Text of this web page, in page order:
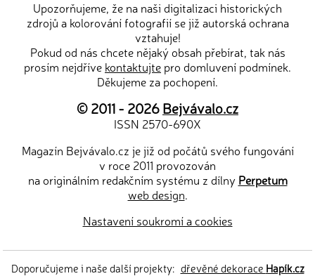
Upozorňujeme, že na naši digitalizaci historických
zdrojů a kolorování fotografií se již autorská ochrana
vztahuje!
Pokud od nás chcete nějaký obsah přebírat, tak nás
prosím nejdříve kontaktujte pro domluvení podmínek.
Děkujeme za pochopení.
© 2011 - 2026Bejvávalo.cz
ISSN 2570-690X
Magazín Bejvávalo.cz je již od počátů svého fungování
v roce 2011 provozován
na originálním redakčním systému z dílny Perpetum
web design.
Nastavení soukromí a cookies
Doporučujeme i naše další projekty: dřevěné dekorace Hapík.cz